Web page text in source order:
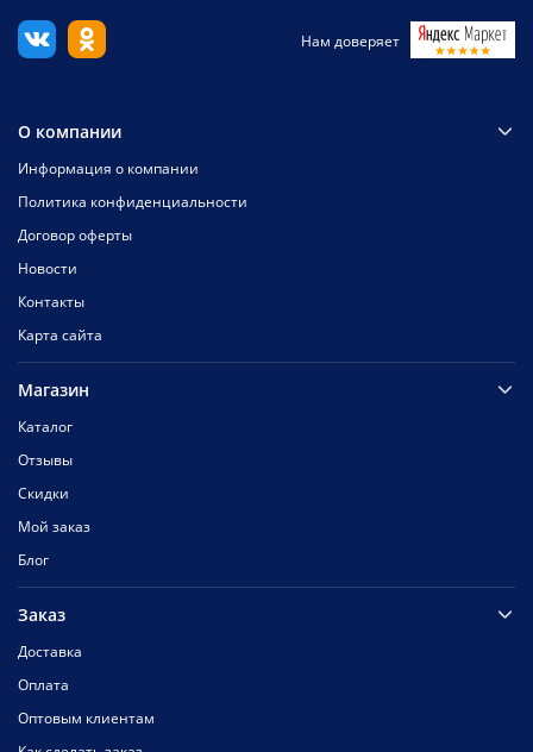
Нам доверяет
О компании
Информация о компании
Политика конфиденциальности
Договор оферты
Новости
Контакты
Карта сайта
Магазин
Каталог
Отзывы
Скидки
Мой заказ
Блог
Заказ
Доставка
Оплата
Оптовым клиентам